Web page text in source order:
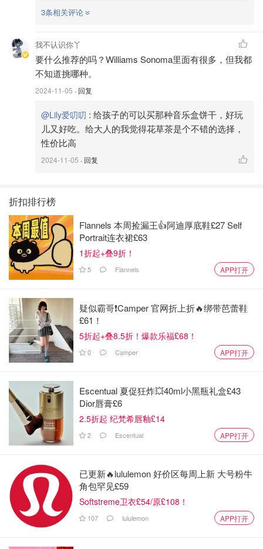
店里最吸引我的是各种色彩缤纷的茶叶罐子，设计上既有复
古的英式风格，又加入了一些现代的趣味。除了茶叶，这里
还卖咖啡、糖果、饼干，琳琅满足的，让人有点目不暇接。
银制的茶叶过滤器，各种形状的茶壶，完全满足了我对“英
式下午茶”的所有幻想。
3条相关评论
我不认识你丫
要什么推荐的吗？Williams Sonoma里面有很多，但我都
不知道挑哪种。
2024-11-05 · 回复
@Lily爱叨叨 : 给孩子的可以买那种音乐盒饼干，好玩
儿又好吃。给大人的我觉得花草茶是个不错的选择，
性价比高
2024-11-05 · 回复
折扣排行榜
Flannels 本周捡漏王👍阿迪厚底鞋£27 Self
Portrait连衣裙£63
1折起+叠9折！
5 Flannels APP打开
疑似霸哥❗️Camper 官网折上折🔥绑带芭蕾鞋
£61！
5折起+叠8.5折！爆款乐福£68！
0 Camper APP打开
Escentual 夏促狂炸💥40ml小黑瓶礼盒£43
Dior唇膏£6
2.5折起 纪梵希唇釉£14
2 Escentual APP打开
已更新🔥lululemon 好价区每周上新 大号粉牛
角包罕见£59
Softstreme卫衣£54/原£108！
107 lululemon APP打开